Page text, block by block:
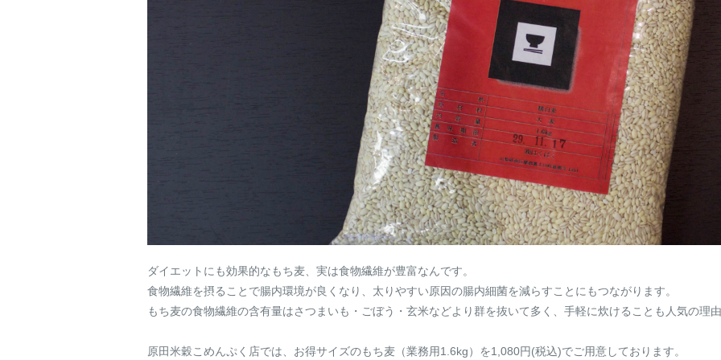
ダイエットにも効果的なもち麦、実は食物繊維が豊富なんです。
食物繊維を摂ることで腸内環境が良くなり、太りやすい原因の腸内細菌を減らすことにもつながります。
もち麦の食物繊維の含有量はさつまいも・ごぼう・玄米などより群を抜いて多く、手軽に炊けることも人気の理
原田米穀こめんぷく店では、お得サイズのもち麦（業務用1.6kg）を1,080円(税込)でご用意しております。